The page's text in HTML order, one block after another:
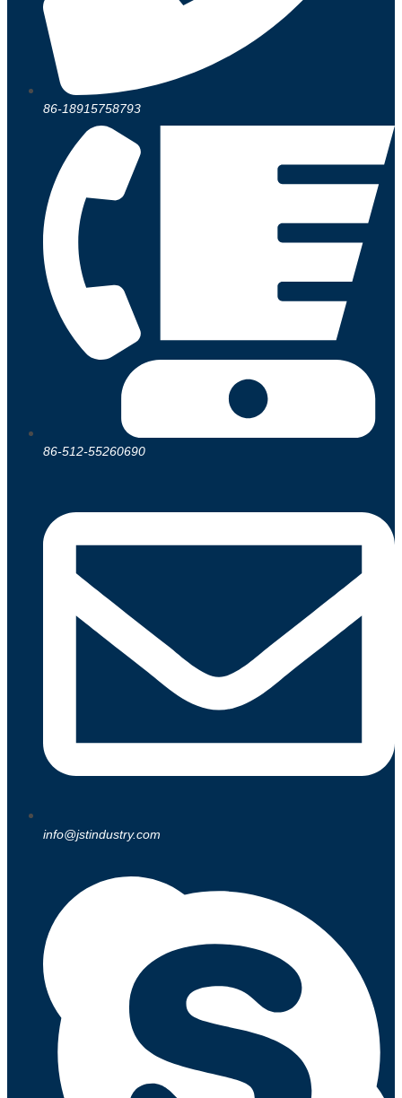
86-18915758793
86-512-55260690
info@jstindustry.com